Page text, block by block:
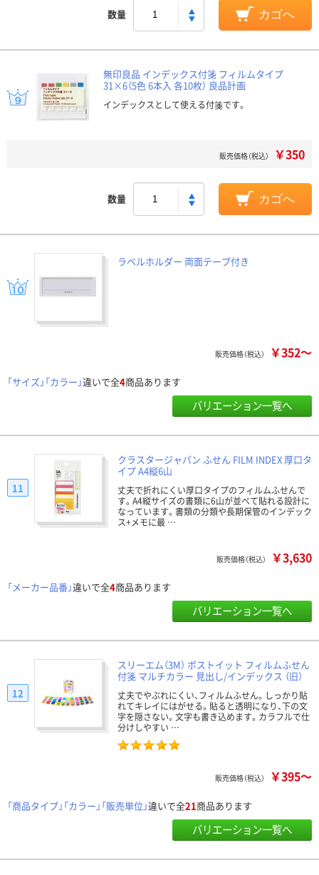
数量 カゴへ
無印良品 インデックス付箋 フィルムタイプ
31×6（5色 6本入 各10枚） 良品計画
インデックスとして使える付箋です。
販売価格（税込） ￥350
数量 カゴへ
ラベルホルダー 両面テープ付き
販売価格（税込） ￥352～
「サイズ」「カラー」違いで全4商品あります
バリエーション一覧へ
クラスタージャパン ふせん FILM INDEX 厚口タ
イプ A4縦6山
丈夫で折れにくい厚口タイプのフィルムふせんで
す。A4縦サイズの書類に6山が並べて貼れる設計に
なっています。書類の分類や長期保管のインデック
ス+メモに最 …
11
販売価格（税込） ￥3,630
「メーカー品番」違いで全4商品あります
バリエーション一覧へ
スリーエム（3M） ポストイット フィルムふせん
付箋 マルチカラー 見出し/インデックス （旧）
丈夫でやぶれにくい、フィルムふせん。しっかり貼
れてキレイにはがせる。貼ると透明になり、下の文
字を隠さない。文字も書き込めます。カラフルで仕
分けしやすい …
12
販売価格（税込） ￥395～
「商品タイプ」「カラー」「販売単位」違いで全21商品あります
バリエーション一覧へ